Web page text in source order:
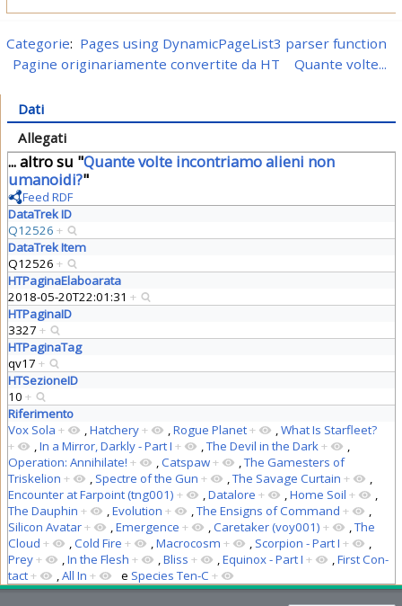
Categorie: Pages using DynamicPageList3 parser function
Pagine originariamente convertite da HT
Quante volte...
Dati
Allegati
... altro su "Quante volte incontriamo alieni non
umanoidi?"
Feed RDF
DataTrek ID
Q12526 +
DataTrek Item
Q12526 +
HTPaginaElaboarata
2018-05-20T22:01:31 +
HTPaginaID
3327 +
HTPaginaTag
qv17 +
HTSezioneID
10 +
Riferimento
Vox Sola + ,Hatchery+ ,Rogue Planet+ ,What Is Starfleet?
+
,In a Mirror, Darkly - Part I + ,The Devil in the Dark+
,
Operation: Annihilate! + ,Catspaw+ ,The Gamesters of
Triskelion + , Spectre of the Gun + ,The Savage Curtain +
,
Encounter at Farpoint (tng001) + ,Datalore + ,Home Soil +
,
The Dauphin + ,Evolution + ,The Ensigns of Command +
,
Silicon Avatar+ ,Emergence + ,Caretaker (voy001) + ,The
Cloud + ,Cold Fire + ,Macrocosm + , Scorpion - Part I +
,
Prey+ ,In the Flesh + ,Bliss + ,Equinox - Part I + ,First Con-
tact+ ,All In + e Species Ten-C +